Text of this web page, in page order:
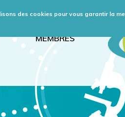
des cookies pour vous garantir la
MEMBRES